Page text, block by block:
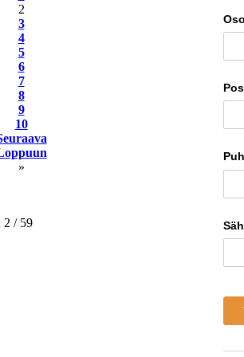
2
3
4
5
6
7
8
9
10
»
2 / 59